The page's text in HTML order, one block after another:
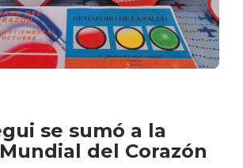
se sumó a la
del Corazón